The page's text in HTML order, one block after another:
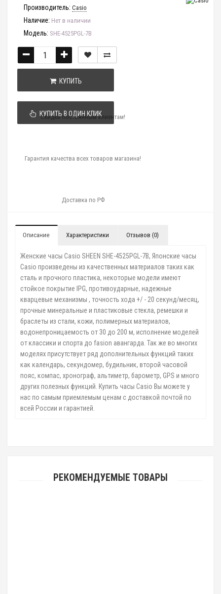
Производитель: Casio
Наличие: Нет в наличии
Модель: SHE-4525PGL-7B
КУПИТЬ
КУПИТЬ В ОДИН КЛИК
Скидки постоянным клиентам!
Гарантия качества всех товаров магазина!
Доставка по РФ
Описание Характеристики Отзывов (0)
Женские часы Casio SHEEN SHE-4525PGL-7B, Японские часы
Casio произведены из качественных материалов таких как
сталь и прочного пластика, некоторые модели имеют
стойкое покрытие IPG, противоударные, надежные
кварцевые механизмы , точность хода +/ - 20 секунд/месяц,
прочные минеральные и пластиковые стекла, ремешки и
браслеты из стали, кожи, полимерных материалов,
водонепроницаемость от 30 до 200 м, исполнение моделей
от классики и спорта до fasion авангарда. Так же во многих
моделях присутствует ряд дополнительных функций таких
как календарь, секундомер, будильник, второй часовой
пояс, компас, хронограф, альтиметр, барометр, GPS и много
других полезных функций. Купить часы Casio Вы можете у
нас по самым приемлемым ценам с доставкой почтой по
всей России и гарантией.
РЕКОМЕНДУЕМЫЕ ТОВАРЫ